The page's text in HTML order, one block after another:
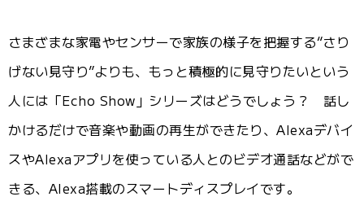
さまざまな家電やセンサーで家族の様子を把握する“さり
げない見守り”よりも、もっと積極的に見守りたいという
人には「Echo Show」シリーズはどうでしょう？ 話し
かけるだけで音楽や動画の再生ができたり、Alexaデバイ
スやAlexaアプリを使っている人とのビデオ通話などがで
きる、Alexa搭載のスマートディスプレイです。